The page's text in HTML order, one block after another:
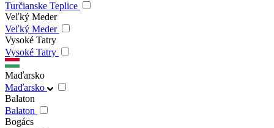
Turčianske Teplice
Veľký Meder
Veľký Meder
Vysoké Tatry
Vysoké Tatry
Maďarsko
Maďarsko
Balaton
Balaton
Bogács